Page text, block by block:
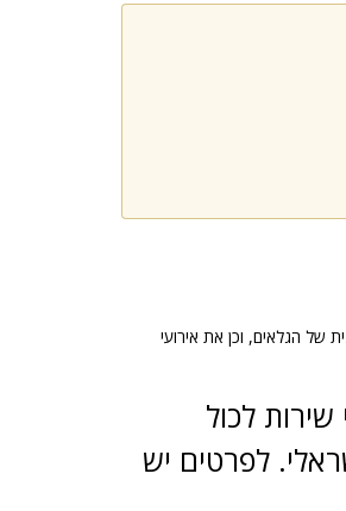
של הגלאים, וכן את אירועי
שירות לכול
לפרטים יש